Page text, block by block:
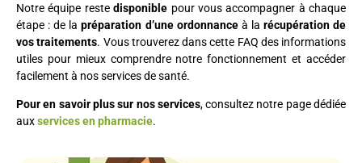
Notre équipe restedisponible pour vous accompagner à chaque
étape : de lapréparation d’une ordonnanceà la récupération de
vos traitements. Vous trouverez dans cette FAQ des informations
utiles pour mieux comprendre notre fonctionnement et accéder
facilement à nos services de santé.
Pour en savoir plus sur nos services, consultez notre page dédiée
auxservices en pharmacie.